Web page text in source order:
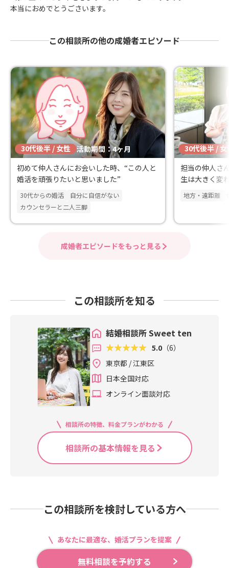
本当におめでとうごさいます。
この相談所の他の成婚者エピソード
30代後半 / 女性 活動期間：4ヶ月
初めて仲人さんにお会いした時、“この人と
婚活を頑張りたいと思いました”
30代からの婚活
自分に自信がない
カウンセラーと二人三脚
30代後半 / 女
担当の仲人さ
生は大きく変
感謝です！
地方・遠距離
成婚者エピソードをもっと見る
この相談所を知る
結婚相談所 Sweet ten
5.0 （6）
東京都 / 江東区
日本全国対応
オンライン面談対応
相談所の特徴、料金プランがわかる
相談所の基本情報を見る
この相談所を検討している方へ
あなたに最適な、婚活プランを提案
無料相談を予約する